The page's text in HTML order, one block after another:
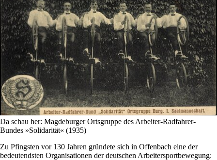
Da schau her: Magdeburger Ortsgruppe des Arbeiter-Radfahrer-
Bundes »Solidarität« (1935)
Zu Pfingsten vor 130 Jahren gründete sich in Offenbach eine der
bedeutendsten Organisationen der deutschen Arbeitersportbewegung: